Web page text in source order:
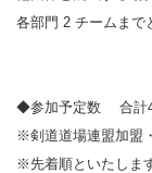
各部門 2 チームまで
◆参加予定数 合計
※剣道道場連盟加盟
※先着順といたしま